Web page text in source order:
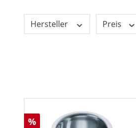
Hersteller Preis
Rabatt
%